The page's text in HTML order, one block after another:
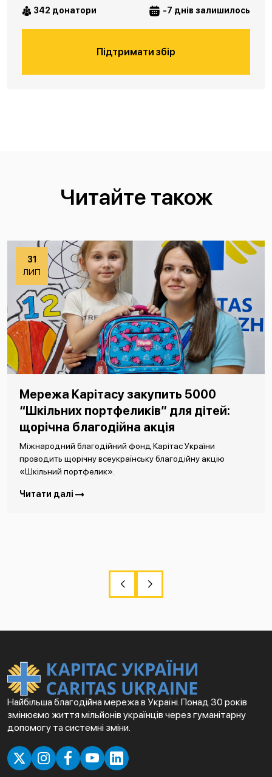
342 донатори -7 днів залишилось
Підтримати збір
Читайте також
31
ЛИП
Мережа Карітасу закупить 5000
“Шкільних портфеликів” для дітей:
щорічна благодійна акція
Міжнародний благодійний фонд Карітас України
проводить щорічну всеукраїнську благодійну акцію
«Шкільний портфелик».
Читати далі
Найбільша благодійна мережа в Україні. Понад 30 років
змінюємо життя мільйонів українців через гуманітарну
допомогу та системні зміни.